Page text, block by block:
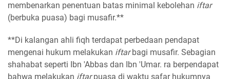
membenarkan penentuan batas minimal kebolehan iftar
(berbuka puasa) bagi musafir.**
**Di kalangan ahli fiqh terdapat perbedaan pendapat
mengenai hukum melakukan iftarbagi musafir. Sebagian
shahabat seperti Ibn 'Abbas dan Ibn 'Umar. ra berpendapat
bahwa melakukan iftarpuasa di waktu safar hukumnya